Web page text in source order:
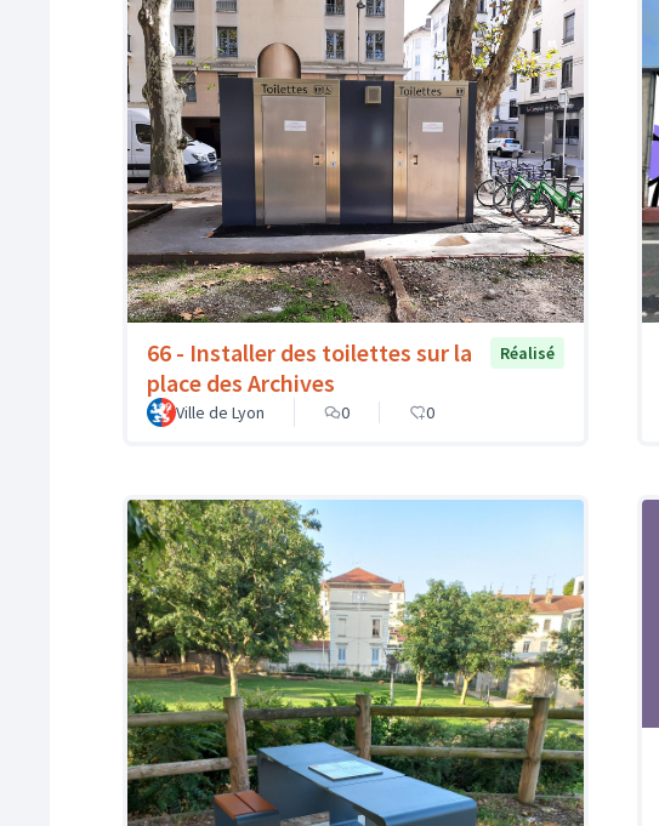
66 - Installer des toilettes sur la
place des Archives
Réalisé
Ville de Lyon 0 0